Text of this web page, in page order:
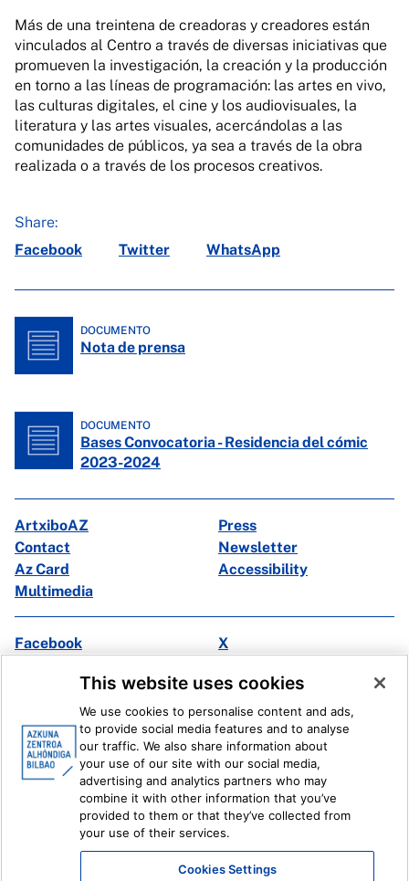
Más de una treintena de creadoras y creadores están
vinculados al Centro a través de diversas iniciativas que
promueven la investigación, la creación y la producción
en torno a las líneas de programación: las artes en vivo,
las culturas digitales, el cine y los audiovisuales, la
literatura y las artes visuales, acercándolas a las
comunidades de públicos, ya sea a través de la obra
realizada o a través de los procesos creativos.
Share:
Facebook
Twitter WhatsApp
DOCUMENTO
Nota de prensa
DOCUMENTO
Bases Convocatoria - Residencia del cómic
2023-2024
ArtxiboAZ
Press
Contact
Newsletter
Az Card
Accessibility
Multimedia
Facebook
X
Ivoox
Legal information Internal Reporting System
This website uses cookies
We use cookies to personalise content and ads,
to provide social media features and to analyse
our traffic. We also share information about
your use of our site with our social media,
advertising and analytics partners who may
combine it with other information that you’ve
provided to them or that they’ve collected from
your use of their services.
Cookies Settings